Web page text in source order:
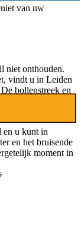
van uw
niet onthouden.
vindt u in Leiden
bollenstreek en
zeker bezoeken.
en u kunt in
en het bruisende
moment in